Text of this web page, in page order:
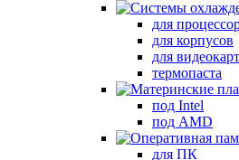
для
для корпусов
для видеокарт
термопаста
под Intel
под AMD
для ПК